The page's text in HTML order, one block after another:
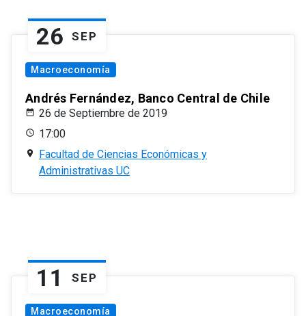
26 SEP
Macroeconomía
Andrés Fernández, Banco Central de Chile
26 de Septiembre de 2019
17:00
Facultad de Ciencias Económicas y
Administrativas UC
11 SEP
Macroeconomía